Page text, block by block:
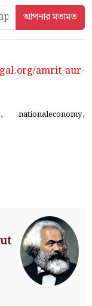
amrit-aur-
,nationaleconomy,